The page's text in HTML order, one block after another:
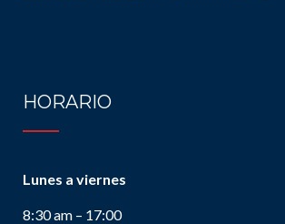
HORARIO
Lunes a viernes
8:30 am – 17:00